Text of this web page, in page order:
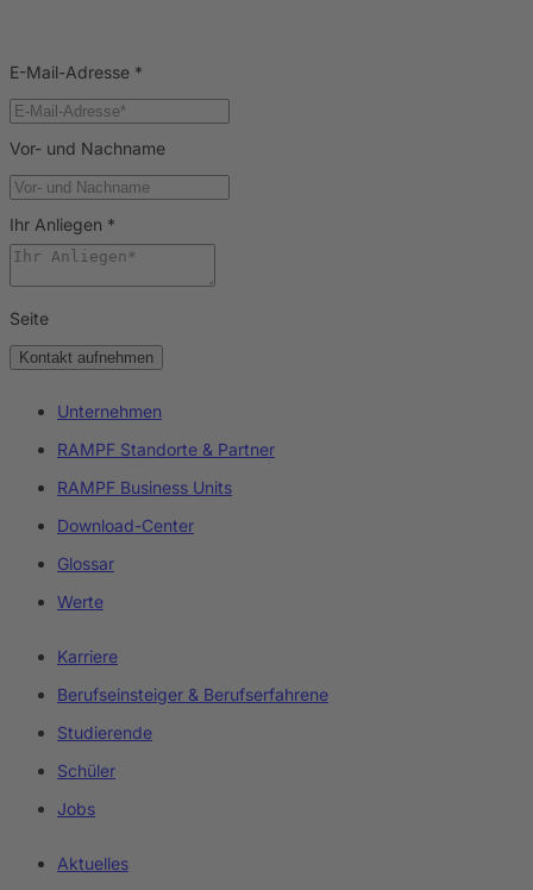
E-Mail-Adresse *
Vor- und Nachname
Ihr Anliegen *
Seite
Kontakt aufnehmen
Unternehmen
RAMPF Standorte & Partner
RAMPF Business Units
Download-Center
Glossar
Werte
Karriere
Berufseinsteiger & Berufserfahrene
Studierende
Schüler
Jobs
Aktuelles